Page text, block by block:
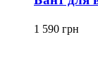
1 590 грн